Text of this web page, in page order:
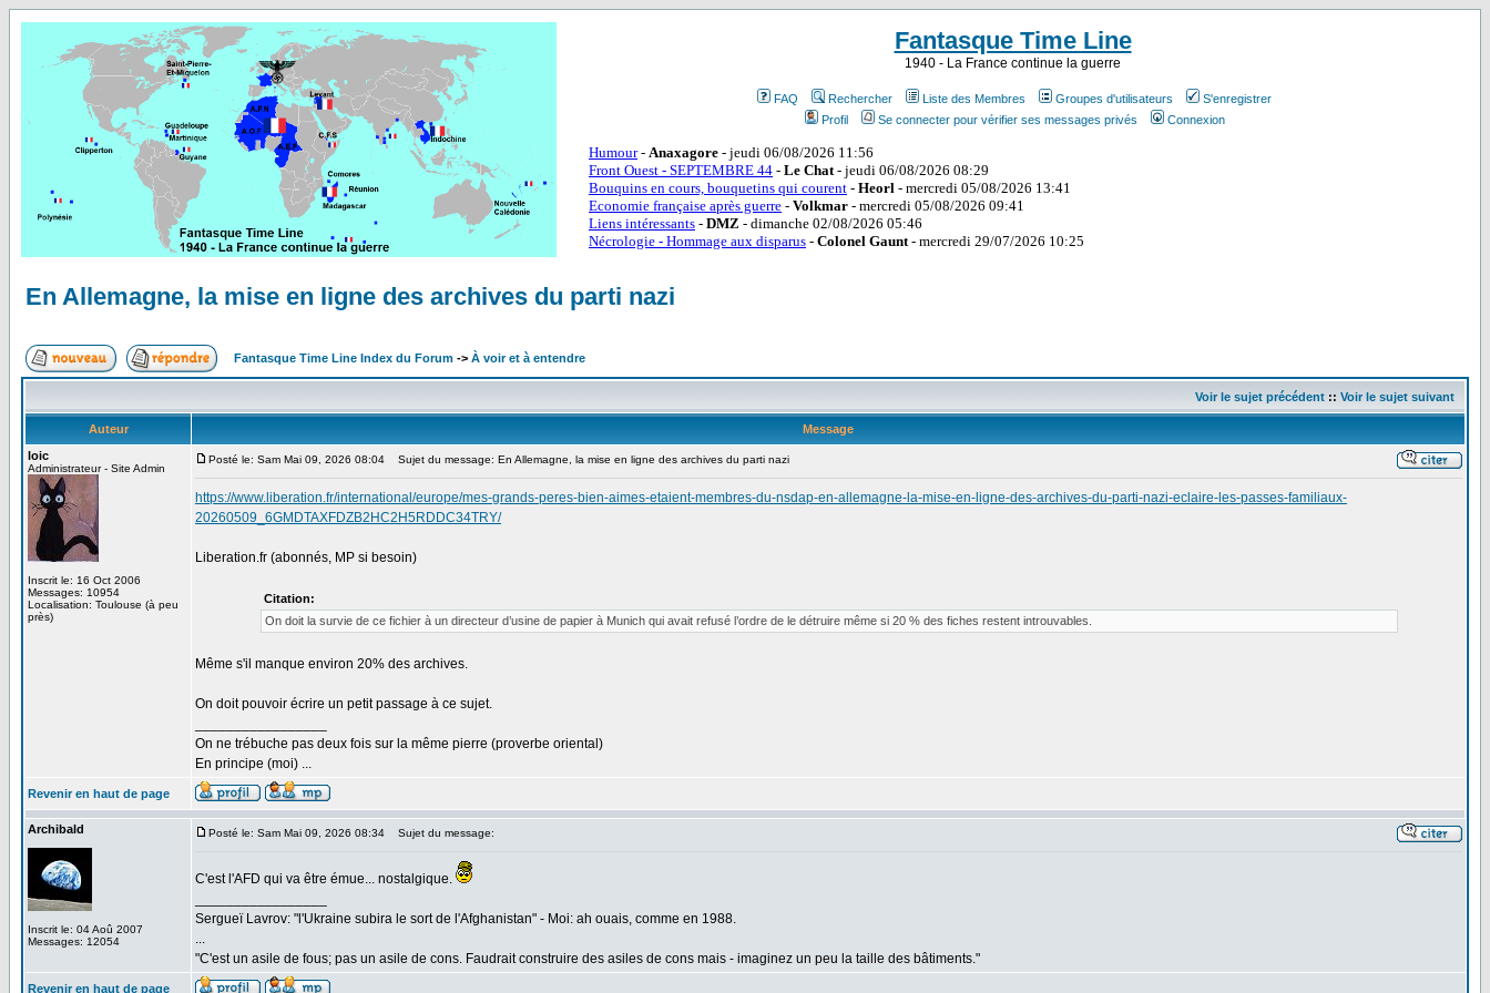
Fantasque Time Line
1940 - La France continue la guerre
FAQ Rechercher Liste des Membres Groupes d'utilisateurs
S'enregistrer
Profil
Se connecter pour vérifier ses messages privés Connexion
En Allemagne, la mise en ligne des archives du parti nazi
Fantasque Time Line Index du Forum -> À voir et à entendre
Voir le sujet précédent :: Voir le sujet suivant
Auteur
Message
loic
Administrateur - Site Admin
Inscrit le: 16 Oct 2006
Messages: 10954
Localisation: Toulouse (à peu
près)
Posté le: Sam Mai 09, 2026 08:04 Sujet du message: En Allemagne, la mise en ligne des archives du parti nazi
https://www.liberation.fr/international/europe/mes-grands-peres-bien-aimes-etaient-membres-du-nsdap-en-allemagne-la-mise-en-ligne-des-archives-du-parti-nazi-eclaire-les-passes-familiaux-
20260509_6GMDTAXFDZB2HC2H5RDDC34TRY/
Liberation.fr (abonnés, MP si besoin)
Citation:
On doit la survie de ce fichier à un directeur d’usine de papier à Munich qui avait refusé l’ordre de le détruire même si 20 % des fiches restent introuvables.
Même s'il manque environ 20% des archives.
On doit pouvoir écrire un petit passage à ce sujet.
On ne trébuche pas deux fois sur la même pierre (proverbe oriental)
En principe (moi) ...
Revenir en haut de page
Archibald
Inscrit le: 04 Aoû 2007
Messages: 12054
Posté le: Sam Mai 09, 2026 08:34 Sujet du message:
C'est l'AFD qui va être émue... nostalgique.
Sergueï Lavrov: "l'Ukraine subira le sort de l'Afghanistan" - Moi: ah ouais, comme en 1988.
...
"C'est un asile de fous; pas un asile de cons. Faudrait construire des asiles de cons mais - imaginez un peu la taille des bâtiments."
Revenir en haut de page